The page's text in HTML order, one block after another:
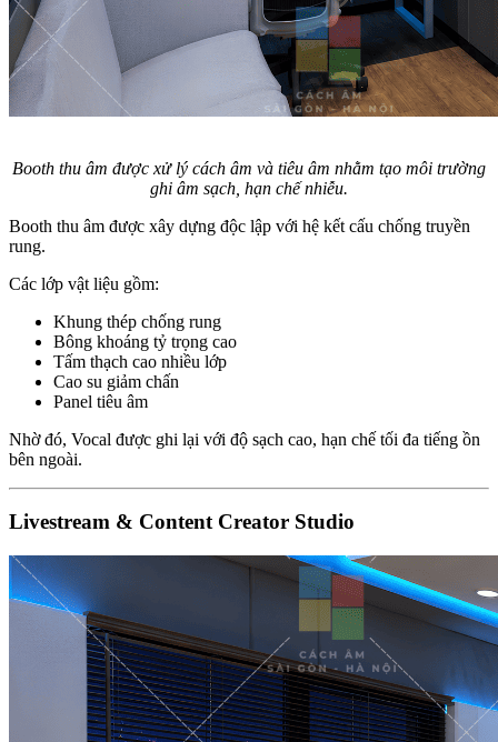
Booth thu âm được xử lý cách âm và tiêu âm nhằm tạo môi trường
ghi âm sạch, hạn chế nhiễu.
Booth thu âm được xây dựng độc lập với hệ kết cấu chống truyền
rung.
Các lớp vật liệu gồm:
Khung thép chống rung
Bông khoáng tỷ trọng cao
Tấm thạch cao nhiều lớp
Cao su giảm chấn
Panel tiêu âm
Nhờ đó, Vocal được ghi lại với độ sạch cao, hạn chế tối đa tiếng ồn
bên ngoài.
Livestream & Content Creator Studio